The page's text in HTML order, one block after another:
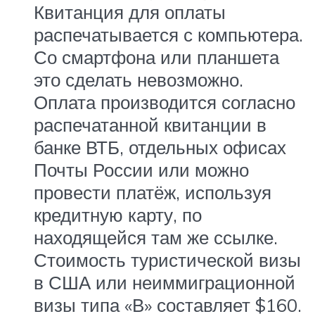
Квитанция для оплаты
распечатывается с компьютера.
Со смартфона или планшета
это сделать невозможно.
Оплата производится согласно
распечатанной квитанции в
банке ВТБ, отдельных офисах
Почты России или можно
провести платёж, используя
кредитную карту, по
находящейся там же ссылке.
Стоимость туристической визы
в США или неиммиграционной
визы типа «В» составляет $160.